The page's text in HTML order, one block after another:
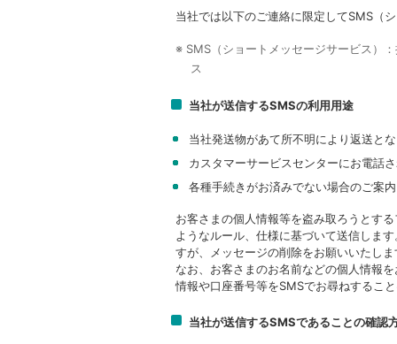
当社では以下のご連絡に限定してSMS（
※ SMS（ショートメッセージサービス）
ス
当社が送信するSMSの利用用途
当社発送物があて所不明により返送と
カスタマーサービスセンターにお電話
各種手続きがお済みでない場合のご案内
お客さまの個人情報等を盗み取ろうとす
ようなルール、仕様に基づいて送信しま
すが、メッセージの削除をお願いいたしま
なお、お客さまのお名前などの個人情報
情報や口座番号等をSMSでお尋ねするこ
当社が送信するSMSであることの確認